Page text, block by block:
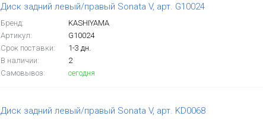
Диск задний левый/правый Sonata V, арт. G10024
Бренд:
KASHIYAMA
Артикул:
G10024
Срок поставки:
1-3 дн.
В наличии:
2
Самовывоз:
сегодня
Диск задний левый/правый Sonata V, арт. KD0068